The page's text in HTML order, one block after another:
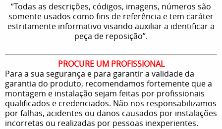
“Todas as descrições, códigos, imagens, números são
somente usados como fins de referência e tem caráter
estritamente informativo visando auxiliar a identificar a
peça de reposição”.
PROCURE UM PROFISSIONAL
Para a sua segurança e para garantir a validade da
garantia do produto, recomendamos fortemente que a
montagem e instalação sejam feitas por profissionais
qualificados e credenciados. Não nos responsabilizamos
por falhas, acidentes ou danos causados por instalações
incorretas ou realizadas por pessoas inexperientes.